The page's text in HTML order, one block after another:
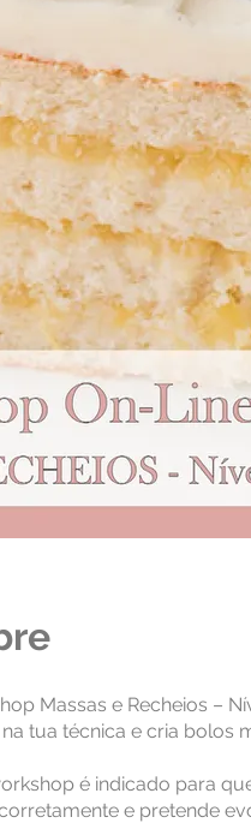
Massas e Recheios –
tua técnica e cria bolos
é indicado para
e pretende